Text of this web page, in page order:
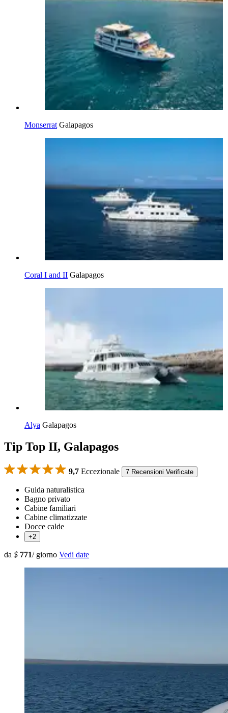
Monserrat Galapagos
Coral I and II Galapagos
Alya Galapagos
Tip Top II, Galapagos
9,7 Eccezionale 7 Recensioni Verificate
Guida naturalistica
Bagno privato
Cabine familiari
Cabine climatizzate
Docce calde
+2
da $ 771/ giorno Vedi date